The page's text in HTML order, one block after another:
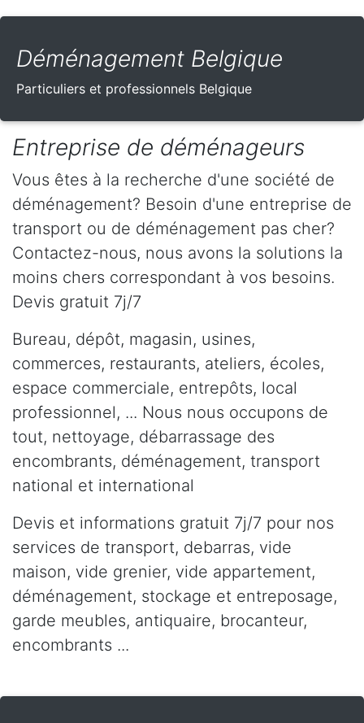
Déménagement Belgique
Particuliers et professionnels Belgique
Entreprise de déménageurs
Vous êtes à la recherche d'une société de
déménagement? Besoin d'une entreprise de
transport ou de déménagement pas cher?
Contactez-nous, nous avons la solutions la
moins chers correspondant à vos besoins.
Devis gratuit 7j/7
Bureau, dépôt, magasin, usines,
commerces, restaurants, ateliers, écoles,
espace commerciale, entrepôts, local
professionnel, ... Nous nous occupons de
tout, nettoyage, débarrassage des
encombrants, déménagement, transport
national et international
Devis et informations gratuit 7j/7 pour nos
services de transport, debarras, vide
maison, vide grenier, vide appartement,
déménagement, stockage et entreposage,
garde meubles, antiquaire, brocanteur,
encombrants ...